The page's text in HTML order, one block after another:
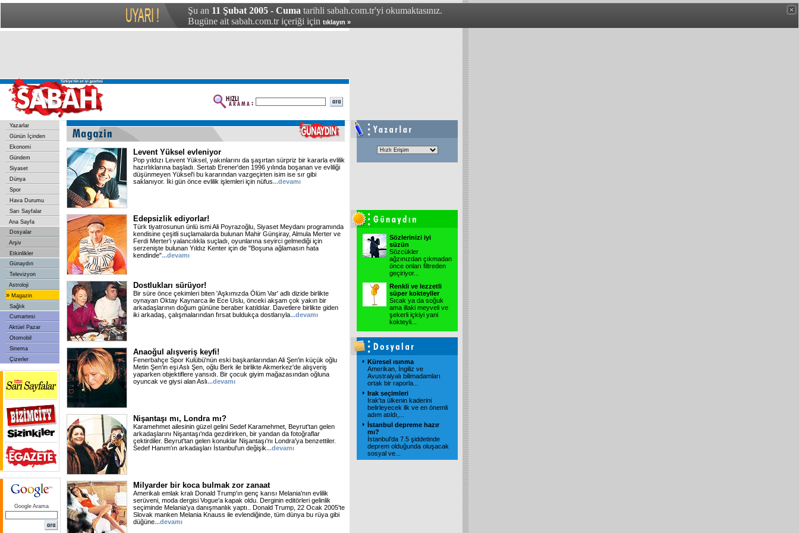
Şu an 11 Şubat 2005 - Cuma tarihli sabah.com.tr'yi okumaktasınız.
Bugüne ait sabah.com.tr içeriği için tıklayın »
Yazarlar
Günün İçinden
Ekonomi
Gündem
Siyaset
Dünya
Spor
Hava Durumu
Sarı Sayfalar
Ana Sayfa
Dosyalar
Arşiv
Etkinlikler
Günaydın
Televizyon
Astroloji
» Magazin
Sağlık
Cumartesi
Aktüel Pazar
Otomobil
Sinema
Çizerler
Google Arama
Levent Yüksel evleniyor
Pop yıldızı Levent Yüksel, yakınlarını da şaşırtan sürpriz bir kararla evlilik
hazırlıklarına başladı. Sertab Erener'den 1996 yılında boşanan ve evliliği
düşünmeyen Yüksel'i bu kararından vazgeçirten isim ise sır gibi
saklanıyor. İki gün önce evlilik işlemleri için nüfus...devamı
Edepsizlik ediyorlar!
Türk tiyatrosunun ünlü ismi Ali Poyrazoğlu, Siyaset Meydanı programında
kendisine çeşitli suçlamalarda bulunan Mahir Günşiray, Almula Merter ve
Ferdi Merter'i yalancılıkla suçladı, oyunlarına seyirci gelmediği için
serzenişte bulunan Yıldız Kenter için de "Boşuna ağlamasın hata
kendinde"...devamı
Dostlukları sürüyor!
Bir süre önce çekimleri biten 'Aşkımızda Ölüm Var' adlı dizide birlikte
oynayan Oktay Kaynarca ile Ece Uslu, önceki akşam çok yakın bir
arkadaşlarının doğum gününe beraber katıldılar. Davetlere birlikte giden
iki arkadaş, çalışmalarından fırsat buldukça dostlarıyla...devamı
Anaoğul alışveriş keyfi!
Fenerbahçe Spor Kulübü'nün eski başkanlarından Ali Şen'in küçük oğlu
Metin Şen'in eşi Aslı Şen, oğlu Berk ile birlikte Akmerkez'de alışveriş
yaparken objektiflere yansıdı. Bir çocuk giyim mağazasından oğluna
oyuncak ve giysi alan Aslı...devamı
Nişantaşı mı, Londra mı?
Karamehmet ailesinin güzel gelini Sedef Karamehmet, Beyrut'tan gelen
arkadaşlarını Nişantaşı'nda gezdirirken, bir yandan da fotoğraflar
çektirdiler. Beyrut'tan gelen konuklar Nişantaşı'nı Londra'ya benzettiler.
Sedef Hanım'ın arkadaşları İstanbul'un değişik...devamı
Milyarder bir koca bulmak zor zanaat
Amerikalı emlak kralı Donald Trump'ın genç karısı Melania'nın evlilik
serüveni, moda dergisi Vogue'a kapak oldu. Derginin editörleri gelinlik
seçiminde Melania'ya danışmanlık yaptı.. Donald Trump, 22 Ocak 2005'te
Slovak manken Melania Knauss ile evlendiğinde, tüm dünya bu rüya gibi
düğüne...devamı
Sözlerinizi iyi
süzün
Sözcükler
ağzınızdan çıkmadan
önce onları filtreden
geçiriyor...
Renkli ve lezzetli
süper kokteyller
Sıcak ya da soğuk
ama illaki meyveli ve
şekerli içkiyi yani
kokteyli
Küresel ısınma
Amerikan, İngiliz ve
Avustralyalı bilimadamları
ortak bir raporla
Irak seçimleri
Irak'ta ülkenin kaderini
belirleyecek ilk ve en önemli
adım atıldı,
İstanbul depreme hazır
mı?
İstanbul'da 7.5 şiddetinde
deprem olduğunda oluşacak
sosyal ve